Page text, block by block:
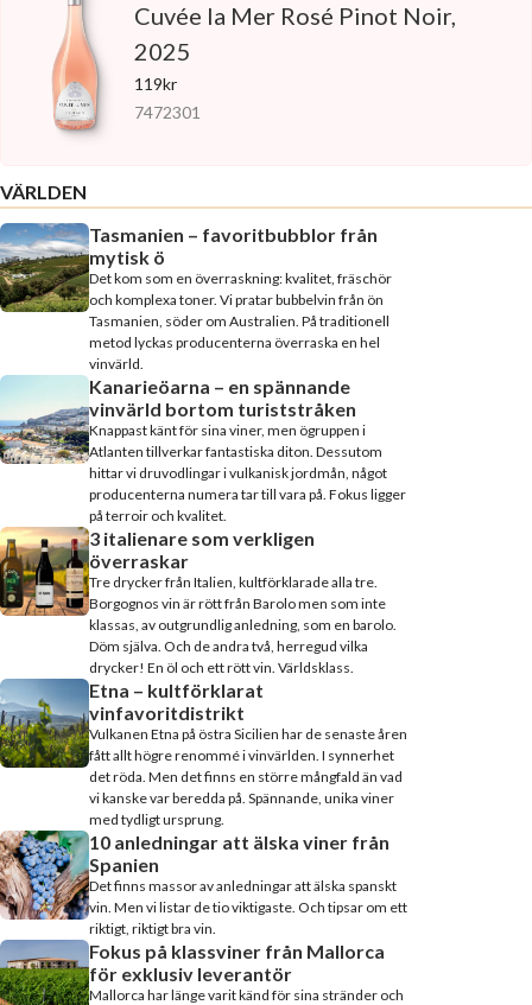
Cuvée la Mer Rosé Pinot Noir,
2025
119kr
7472301
VÄRLDEN
Tasmanien – favoritbubblor från
mytisk ö
Det kom som en överraskning: kvalitet, fräschör
och komplexa toner. Vi pratar bubbelvin från ön
Tasmanien, söder om Australien. På traditionell
metod lyckas producenterna överraska en hel
vinvärld.
Kanarieöarna – en spännande
vinvärld bortom turiststråken
Knappast känt för sina viner, men ögruppen i
Atlanten tillverkar fantastiska diton. Dessutom
hittar vi druvodlingar i vulkanisk jordmån, något
producenterna numera tar till vara på. Fokus ligger
på terroir och kvalitet.
3 italienare som verkligen
överraskar
Tre drycker från Italien, kultförklarade alla tre.
Borgognos vin är rött från Barolo men som inte
klassas, av outgrundlig anledning, som en barolo.
Döm själva. Och de andra två, herregud vilka
drycker! En öl och ett rött vin. Världsklass.
Etna – kultförklarat
vinfavoritdistrikt
Vulkanen Etna på östra Sicilien har de senaste åren
fått allt högre renommé i vinvärlden. I synnerhet
det röda. Men det finns en större mångfald än vad
vi kanske var beredda på. Spännande, unika viner
med tydligt ursprung.
10 anledningar att älska viner från
Spanien
Det finns massor av anledningar att älska spanskt
vin. Men vi listar de tio viktigaste. Och tipsar om ett
riktigt, riktigt bra vin.
Fokus på klassviner från Mallorca
för exklusiv leverantör
Mallorca har länge varit känd för sina stränder och